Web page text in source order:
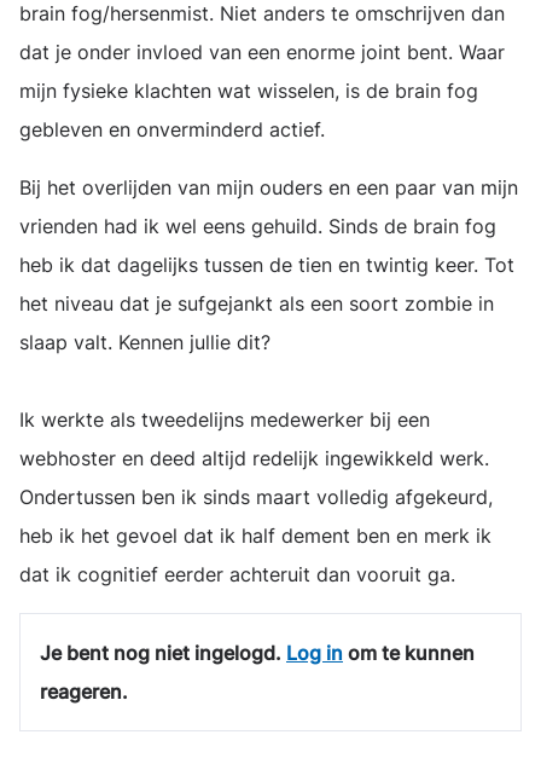
brain fog/hersenmist. Niet anders te omschrijven dan
dat je onder invloed van een enorme joint bent. Waar
mijn fysieke klachten wat wisselen, is de brain fog
gebleven en onverminderd actief.
Bij het overlijden van mijn ouders en een paar van mijn
vrienden had ik wel eens gehuild. Sinds de brain fog
heb ik dat dagelijks tussen de tien en twintig keer. Tot
het niveau dat je sufgejankt als een soort zombie in
slaap valt. Kennen jullie dit?
Ik werkte als tweedelijns medewerker bij een
webhoster en deed altijd redelijk ingewikkeld werk.
Ondertussen ben ik sinds maart volledig afgekeurd,
heb ik het gevoel dat ik half dement ben en merk ik
dat ik cognitief eerder achteruit dan vooruit ga.
Je bent nog niet ingelogd. Log in om te kunnen
reageren.